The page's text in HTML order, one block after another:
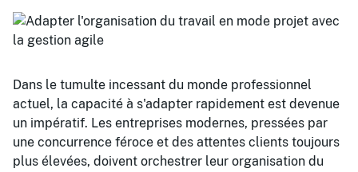
Dans le tumulte incessant du monde professionnel
actuel, la capacité à s'adapter rapidement est devenue
un impératif. Les entreprises modernes, pressées par
une concurrence féroce et des attentes clients toujours
plus élevées, doivent orchestrer leur organisation du